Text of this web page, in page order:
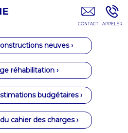
Métreur En Bâtiment Essonne
neuves ›
réhabilitation ›
budgétaires ›
cahier des charges ›